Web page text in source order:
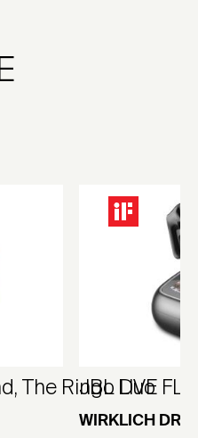
The Ringo Duo
JBL LIVE
WIRKLICH